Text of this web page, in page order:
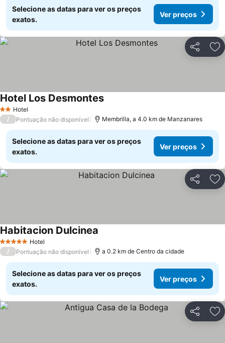
Selecione as datas para ver os preços
exatos.
Ver preços
Partilhar
2 Estrelas
Hotel
Hotel Los DesmontesVer preços
/ Pontuação não disponível Membrilla, a 4.0 km de Manzanares
Selecione as datas para ver os preços
exatos.
Ver preços
Partilhar
5 Estrelas Hotel
Habitacion Dulcinea
/ Pontuação não disponível a 0.2 km de Centro da cidade
Selecione as datas para ver os preços
exatos.
Ver preços
Partilhar